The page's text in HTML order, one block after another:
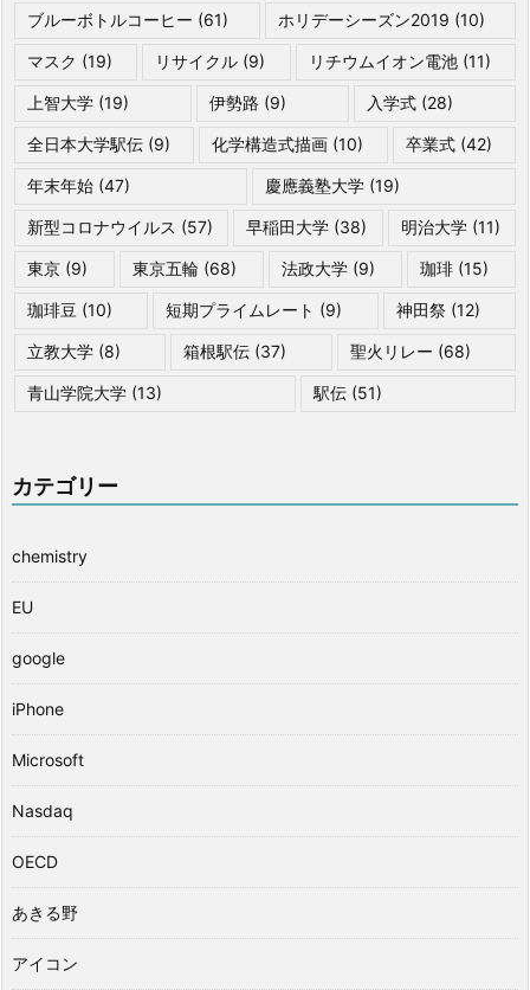
ブルーボトルコーヒー (61) ホリデーシーズン2019 (10)
マスク (19) リサイクル (9) リチウムイオン電池(11)
上智大学 (19) 伊勢路 (9) 入学式 (28)
全日本大学駅伝 (9) 化学構造式描画 (10) 卒業式(42)
年末年始 (47) 慶應義塾大学(19)
新型コロナウイルス (57) 早稲田大学 (38) 明治大学(11)
東京 (9) 東京五輪 (68) 法政大学 (9) 珈琲 (15)
珈琲豆 (10) 短期プライムレート (9) 神田祭(12)
立教大学 (8) 箱根駅伝 (37) 聖火リレー (68)
青山学院大学 (13) 駅伝 (51)
カテゴリー
chemistry
EU
google
iPhone
Microsoft
Nasdaq
OECD
あきる野
アイコン